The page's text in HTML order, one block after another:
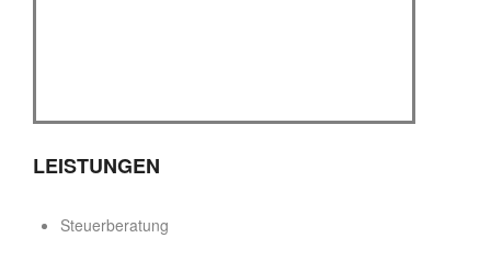
LEISTUNGEN
Steuerberatung